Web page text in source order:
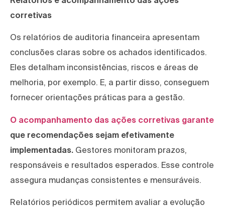
corretivas
Os relatórios de auditoria financeira apresentam
conclusões claras sobre os achados identificados.
Eles detalham inconsistências, riscos e áreas de
melhoria, por exemplo. E, a partir disso, conseguem
fornecer orientações práticas para a gestão.
O acompanhamento das ações corretivas garante
que recomendações sejam efetivamente
implementadas. Gestores monitoram prazos,
responsáveis e resultados esperados. Esse controle
assegura mudanças consistentes e mensuráveis.
Relatórios periódicos permitem avaliar a evolução